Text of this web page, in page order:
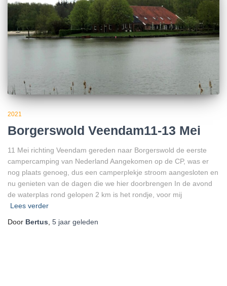
2021
Borgerswold Veendam11-13 Mei
11 Mei richting Veendam gereden naar Borgerswold de eerste
campercamping van Nederland Aangekomen op de CP, was er
nog plaats genoeg, dus een camperplekje stroom aangesloten en
nu genieten van de dagen die we hier doorbrengen In de avond
de waterplas rond gelopen 2 km is het rondje, voor mij
Lees verder
Door Bertus 5 jaar geleden